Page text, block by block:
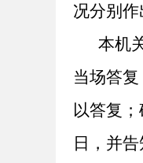
况分别
本机
当场答
以答复
日，并